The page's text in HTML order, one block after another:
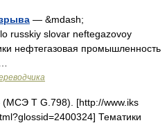
— &mdash;
russkiy slovar neftegazovoy
нефтегазовая промышленность
Т G.798). [http://www.iks
Тематики